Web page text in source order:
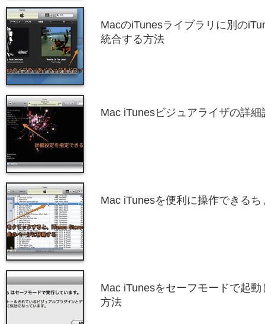
MacのiTunesライブラリに別の
統合する方法
Mac iTunesビジュアライザの詳
Mac iTunesを便利に操作できる
Mac iTunesをセーフモードで起
方法